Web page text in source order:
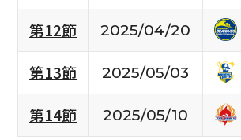
第12節
2025/04/20
第13節
2025/05/03
第14節
2025/05/10